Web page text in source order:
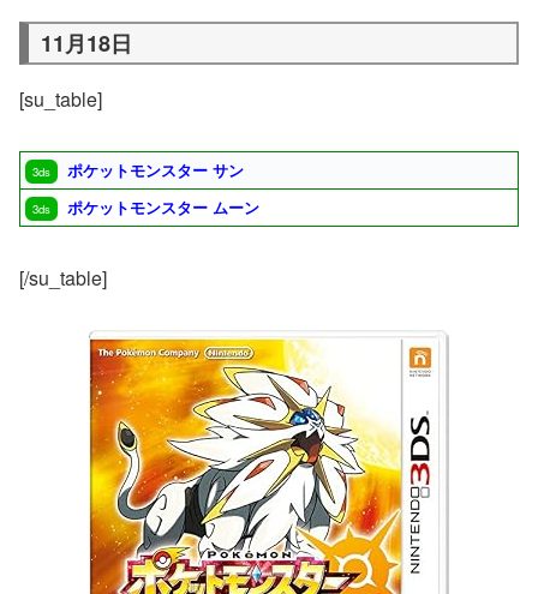
11月18日
[su_table]
3ds ポケットモンスター サン
3ds ポケットモンスター ムーン
[/su_table]